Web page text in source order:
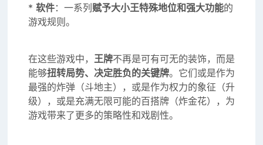
* 软件：一系列赋予大小王特殊地位和强大功能的
游戏规则。
在这些游戏中， 王牌不再是可有可无的装饰，而是
能够扭转局势、决定胜负的关键牌。它们或是作为
最强的炸弹（斗地主），或是作为权力的象征（升
级），或是充满无限可能的百搭牌（炸金花），为
游戏带来了更多的策略性和戏剧性。